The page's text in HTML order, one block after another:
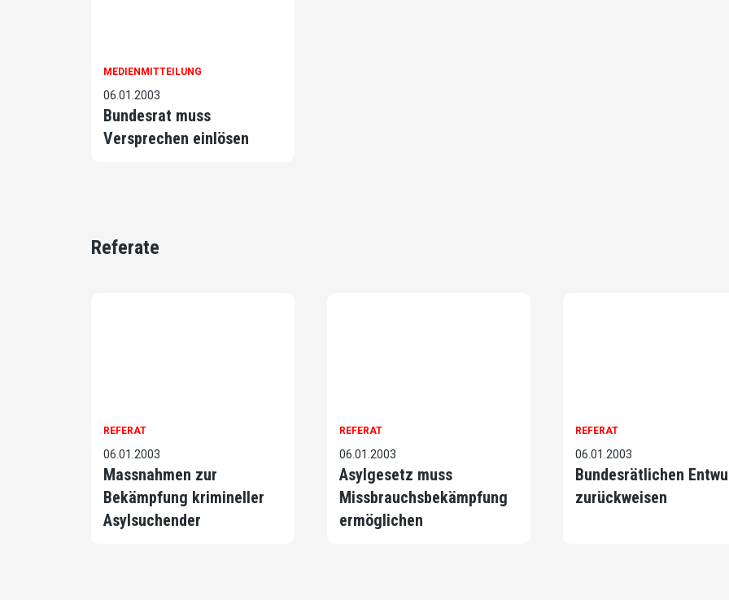
MEDIENMITTEILUNG
06.01.2003
Bundesrat muss
Versprechen einlösen
Referate
REFERAT
06.01.2003
Massnahmen zur
Bekämpfung krimineller
Asylsuchender
REFERAT
06.01.2003
Asylgesetz muss
Missbrauchsbekämpfung
ermöglichen
REFERAT
06.01.2003
Bundesrätlichen
zurückweisen